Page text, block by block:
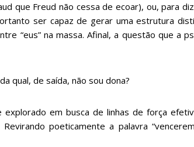
que Freud não cessa de ecoar), ou, para
ser capaz de gerar uma estrutura
“eus” na massa. Afinal, a questão que a
qual, de saída, não sou dona?
em busca de linhas de força
poeticamente a palavra